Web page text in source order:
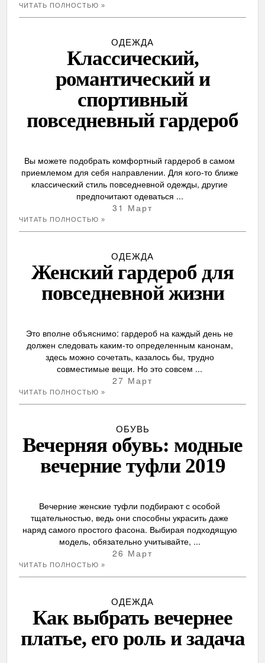
ЧИТАТЬ ПОЛНОСТЬЮ »
ОДЕЖДА
Классический,
романтический и
спортивный
повседневный гардероб
Вы можете подобрать комфортный гардероб в самом
приемлемом для себя направлении. Для кого-то ближе
классический стиль повседневной одежды, другие
предпочитают одеваться ...
31 Март
ЧИТАТЬ ПОЛНОСТЬЮ »
ОДЕЖДА
Женский гардероб для
повседневной жизни
Это вполне объяснимо: гардероб на каждый день не
должен следовать каким-то определенным канонам,
здесь можно сочетать, казалось бы, трудно
совместимые вещи. Но это совсем ...
27 Март
ЧИТАТЬ ПОЛНОСТЬЮ »
ОБУВЬ
Вечерняя обувь: модные
вечерние туфли 2019
Вечерние женские туфли подбирают с особой
тщательностью, ведь они способны украсить даже
наряд самого простого фасона. Выбирая подходящую
модель, обязательно учитывайте, ...
26 Март
ЧИТАТЬ ПОЛНОСТЬЮ »
ОДЕЖДА
Как выбрать вечернее
платье, его роль и задача